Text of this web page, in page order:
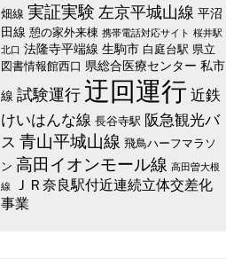
畑線 実証実験 左京平城山線 平沼
田線 憩の家外来棟 携帯電話対応サイト 桜井駅
北口 法隆寺平端線 生駒市 白庭台駅 県立
図書情報館西口 県総合医療センター 私市
線 試験運行 迂回運行 近鉄
けいはんな線 長谷寺駅 阪急観光バ
ス 青山平城山線 飛鳥ハーフマラソ
ン 高田イオンモール線 高田曽大根
線
ＪＲ奈良駅付近連続立体交差化
事業